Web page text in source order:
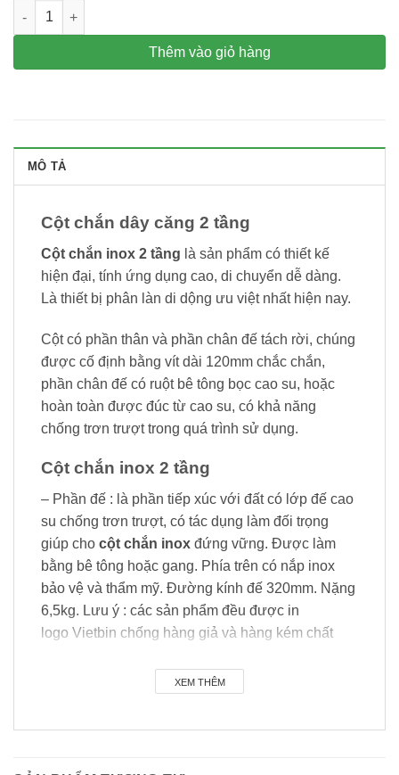
Cột chắn dây căng 2 tầng - cột phân cách lối đi số lượng
Thêm vào giỏ hàng
MÔ TẢ
Cột chắn dây căng 2 tầng
Cột chắn inox 2 tầng là sản phẩm có thiết kế
hiện đại, tính ứng dụng cao, di chuyển dễ dàng.
Là thiết bị phân làn di dộng ưu việt nhất hiện nay.
Cột có phần thân và phần chân đế tách rời, chúng
được cố định bằng vít dài 120mm chắc chắn,
phần chân đế có ruột bê tông bọc cao su, hoặc
hoàn toàn được đúc từ cao su, có khả năng
chống trơn trượt trong quá trình sử dụng.
Cột chắn inox 2 tầng
– Phần đế : là phần tiếp xúc với đất có lớp đế cao
su chống trơn trượt, có tác dụng làm đối trọng
giúp cho cột chắn inox đứng vững. Được làm
bằng bê tông hoặc gang. Phía trên có nắp inox
bảo vệ và thẩm mỹ. Đường kính đế 320mm. Nặng
6,5kg. Lưu ý : các sản phẩm đều được in
logo Vietbin chống hàng giả và hàng kém chất
– Phân thân cột chắn : Đường kính ống thân cột là
XEM THÊM